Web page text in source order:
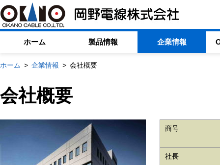
ホーム 製品情報 企業情報
ホーム 企業情報 会社概要
会社概要
商号
社長